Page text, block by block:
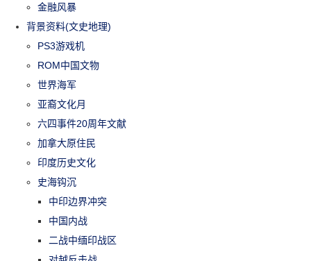
金融风暴
背景资料(文史地理)
PS3游戏机
ROM中国文物
世界海军
亚裔文化月
六四事件20周年文献
加拿大原住民
印度历史文化
史海钩沉
中印边界冲突
中国内战
二战中缅印战区